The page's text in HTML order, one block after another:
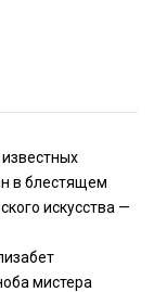
в блестящем
искусства —
мистера